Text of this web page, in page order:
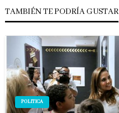
TAMBIÉN TE PODRÍA GUSTAR
POLITICA